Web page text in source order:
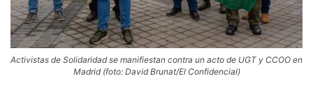
Activistas de Solidaridad se manifiestan contra un acto de UGT y CCOO en
Madrid (foto: David Brunat/El Confidencial)